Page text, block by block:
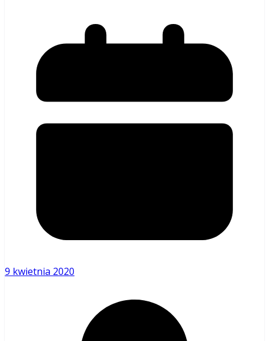
9 kwietnia 2020